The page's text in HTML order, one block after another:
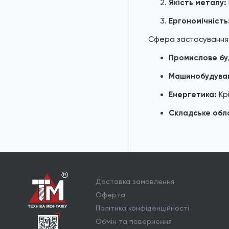
Якість металу:
Сфера
Промислове
Енергетика:
Складське
Доставка замовлення
Оферта
Політика конфіденційності
Обмін та повернення